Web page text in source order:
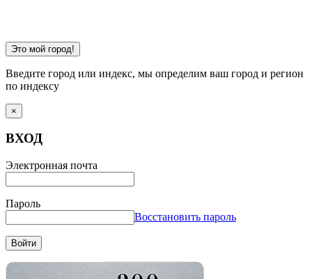
Это мой город!
Введите город или индекс, мы определим ваш город и регион
по индексу
×
ВХОД
Электронная почта
Пароль
Восстановить пароль
Войти